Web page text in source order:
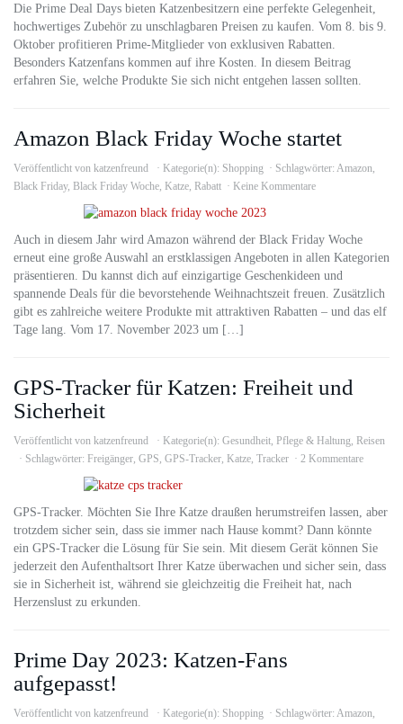
Die Prime Deal Days bieten Katzenbesitzern eine perfekte Gelegenheit,
hochwertiges Zubehör zu unschlagbaren Preisen zu kaufen. Vom 8. bis 9.
Oktober profitieren Prime-Mitglieder von exklusiven Rabatten.
Besonders Katzenfans kommen auf ihre Kosten. In diesem Beitrag
erfahren Sie, welche Produkte Sie sich nicht entgehen lassen sollten.
Amazon Black Friday Woche startet
Veröffentlicht von katzenfreund Kategorie(n): Shopping Schlagwörter: Amazon,
Black Friday, Black Friday Woche, Katze, Rabatt Keine Kommentare
Auch in diesem Jahr wird Amazon während der Black Friday Woche
erneut eine große Auswahl an erstklassigen Angeboten in allen Kategorien
präsentieren. Du kannst dich auf einzigartige Geschenkideen und
spannende Deals für die bevorstehende Weihnachtszeit freuen. Zusätzlich
gibt es zahlreiche weitere Produkte mit attraktiven Rabatten – und das elf
Tage lang. Vom 17. November 2023 um […]
GPS-Tracker für Katzen: Freiheit und
Sicherheit
Veröffentlicht von katzenfreund Kategorie(n): Gesundheit, Pflege & Haltung, Reisen
Schlagwörter: Freigänger, GPS, GPS-Tracker, Katze, Tracker 2 Kommentare
GPS-Tracker. Möchten Sie Ihre Katze draußen herumstreifen lassen, aber
trotzdem sicher sein, dass sie immer nach Hause kommt? Dann könnte
ein GPS-Tracker die Lösung für Sie sein. Mit diesem Gerät können Sie
jederzeit den Aufenthaltsort Ihrer Katze überwachen und sicher sein, dass
sie in Sicherheit ist, während sie gleichzeitig die Freiheit hat, nach
Herzenslust zu erkunden.
Prime Day 2023: Katzen-Fans
aufgepasst!
Veröffentlicht von katzenfreund Kategorie(n): Shopping Schlagwörter: Amazon,